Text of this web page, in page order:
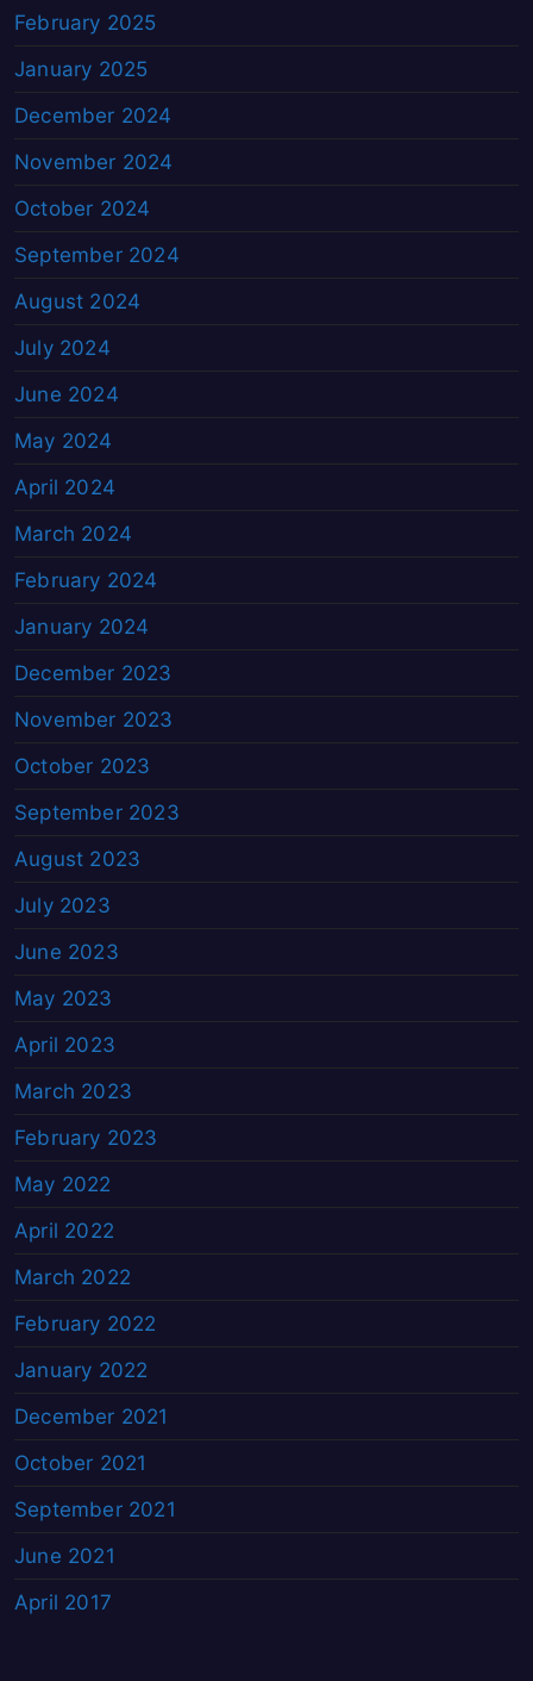
February 2025
January 2025
December 2024
November 2024
October 2024
September 2024
August 2024
July 2024
June 2024
May 2024
April 2024
March 2024
February 2024
January 2024
December 2023
November 2023
October 2023
September 2023
August 2023
July 2023
June 2023
May 2023
April 2023
March 2023
February 2023
May 2022
April 2022
March 2022
February 2022
January 2022
December 2021
October 2021
September 2021
June 2021
April 2017